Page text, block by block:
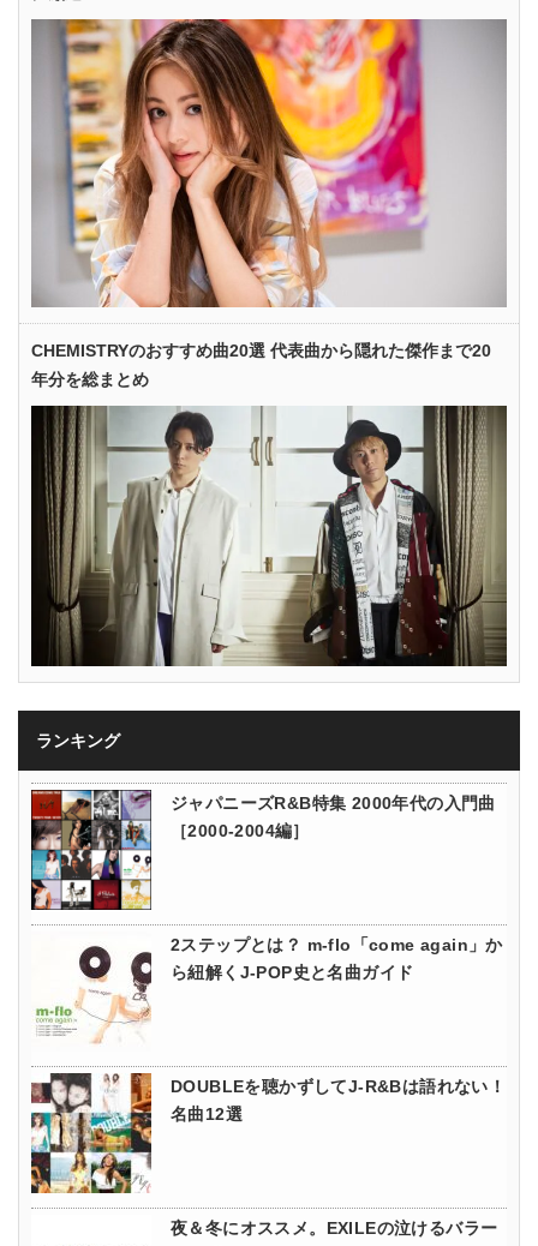
CHEMISTRYのおすすめ曲20選 代表曲から隠れた傑作まで20
年分を総まとめ
ランキング
ジャパニーズR&B特集 2000年代の入門曲
［2000-2004編］
2ステップとは？ m-flo「come again」か
ら紐解くJ-POP史と名曲ガイド
DOUBLEを聴かずしてJ-R&Bは語れない！
名曲12選
夜＆冬にオススメ。EXILEの泣けるバラー